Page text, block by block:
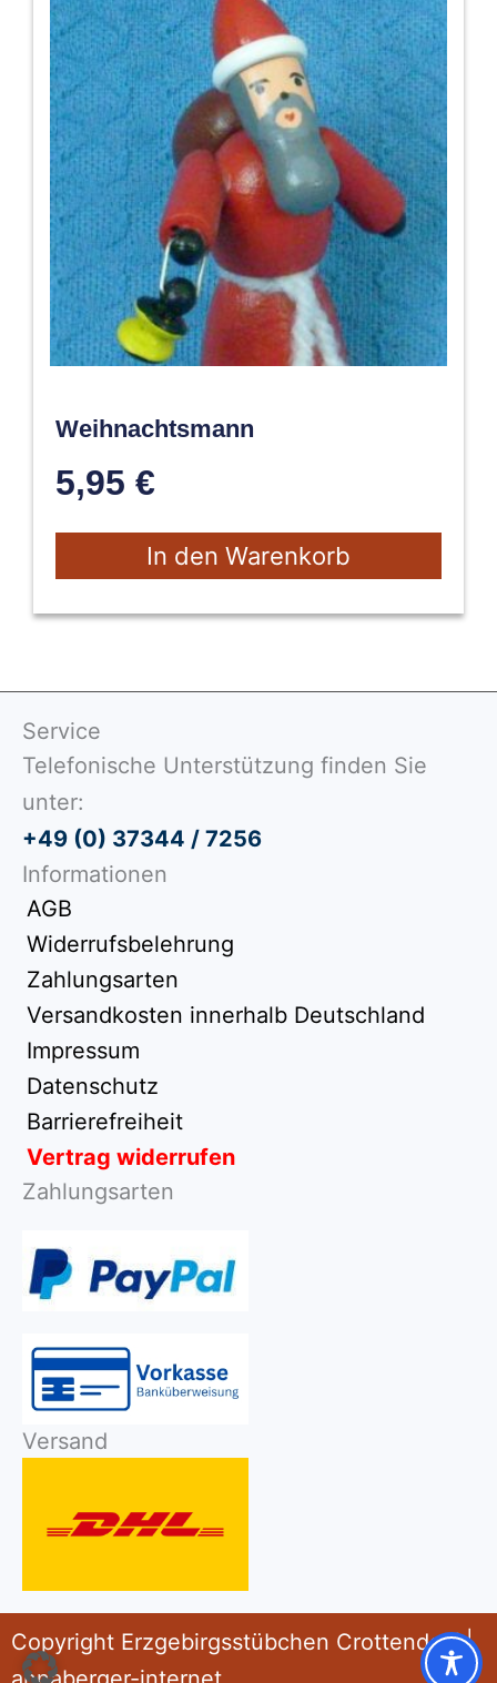
Weihnachtsmann
5,95 €
In den Warenkorb
Service
Telefonische Unterstützung finden Sie
unter:
+49 (0) 37344 / 7256
Informationen
AGB
Widerrufsbelehrung
Zahlungsarten
Versandkosten innerhalb Deutschland
Impressum
Datenschutz
Barrierefreiheit
Vertrag widerrufen
Zahlungsarten
Versand
Copyright Erzgebirgsstübchen Crottendorf |